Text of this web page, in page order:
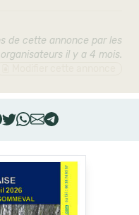
de cette annonce par les
organisateurs il y a 4 mois.